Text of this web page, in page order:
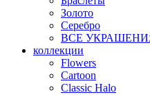
Золото
Серебро
ВСЕ
коллекции
Flowers
Cartoon
Classic Halo